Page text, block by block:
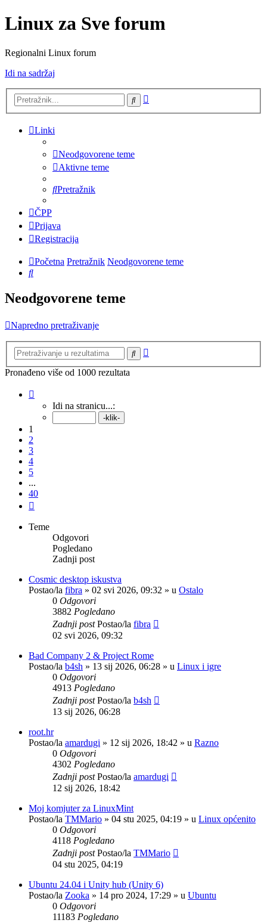
Linux za Sve forum
Regionalni Linux forum
Idi na sadržaj
Pretražnik
Linki
Neodgovorene teme
Aktivne teme
Pretražnik
ČPP
Prijava
Registracija
Početna Pretražnik Neodgovorene teme
Pretražnik
Neodgovorene teme
Napredno pretraživanje
Pretražnik
Pronađeno više od 1000 rezultata
40 .Idi na stranicu...:
1
2
3
4
5
...
40
Teme
Odgovori
Pogledano
Zadnji post
Cosmic desktop iskustva
Postao/la fibra » 02 svi 2026, 09:32 » u Ostalo
0 Odgovori
3882 Pogledano
Zadnji postPostao/la fibra
02 svi 2026, 09:32
Bad Company 2 & Project Rome
Postao/la b4sh » 13 sij 2026, 06:28 » u Linux i igre
0 Odgovori
4913 Pogledano
Zadnji postPostao/la b4sh
13 sij 2026, 06:28
root.hr
Postao/la amardugi » 12 sij 2026, 18:42 » u Razno
0 Odgovori
4302 Pogledano
Zadnji postPostao/la amardugi
12 sij 2026, 18:42
Moj komjuter za LinuxMint
Postao/la TMMario » 04 stu 2025, 04:19 » u Linux općenito
0 Odgovori
4118 Pogledano
Zadnji postPostao/la TMMario
04 stu 2025, 04:19
Ubuntu 24.04 i Unity hub (Unity 6)
Postao/la Zooka » 14 pro 2024, 17:29 » u Ubuntu
0 Odgovori
11183 Pogledano